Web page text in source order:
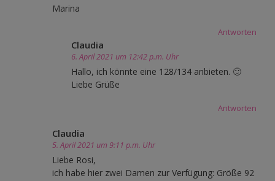
Marina
Antworten
Claudia
6. April 2021 um 12:42 p.m. Uhr
Hallo, ich könnte eine 128/134 anbieten. 🙂
Liebe Grüße
Antworten
Claudia
5. April 2021 um 9:11 p.m. Uhr
Liebe Rosi,
ich habe hier zwei Damen zur Verfügung: Größe 92